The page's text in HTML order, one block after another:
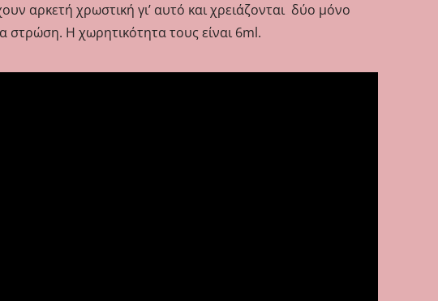
αρκετή χρωστική γι’ αυτό και χρειάζονται δύο μόνο
στρώση. Η χωρητικότητα τους είναι 6ml.